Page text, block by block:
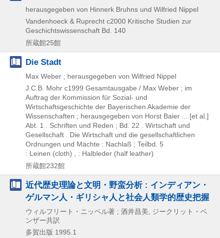
herausgegeben von Hinnerk Bruhns und Wilfried Nippel
Vandenhoeck & Ruprecht c2000 Kritische Studien zur
Geschichtswissenschaft Bd. 140
所蔵館25館
Die Stadt
Max Weber ; herausgegeben von Wilfried Nippel
J.C.B. Mohr c1999 Gesamtausgabe / Max Weber ; im
Auftrag der Kommission für Sozial- und
Wirtschaftsgeschichte der Bayerischen Akademie der
Wissenschaften ; herausgegeben von Horst Baier ... [et al.]
Abt. 1 . Schriften und Reden ; Bd. 22 . Wirtschaft und
Gesellschaft . Die Wirtschaft und die gesellschaftlichen
Ordnungen und Mächte : Nachlaß ; Teilbd. 5
: Leinen (cloth) , : Halbleder (half leather)
所蔵館232館
近代歴史理論と文明・野蛮分析 : インディアン・
ゲルマン人・ギリシャ人と社会人類学的歴史把握
ウィルフリート・ニッペル著 ; 酒井昌美, ジークリット・ベ
ンザー共訳
多賀出版 1995.1